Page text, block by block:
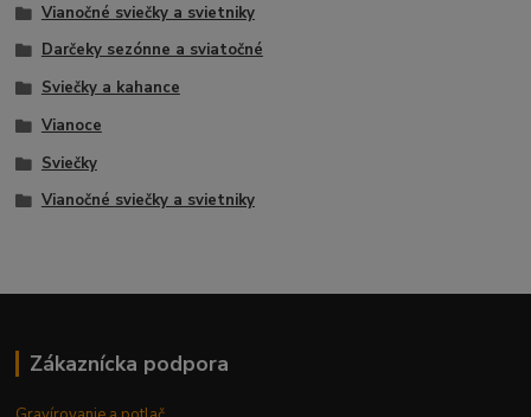
Vianočné sviečky a svietniky
Darčeky sezónne a sviatočné
Sviečky a kahance
Vianoce
Sviečky
Vianočné sviečky a svietniky
Zákaznícka podpora